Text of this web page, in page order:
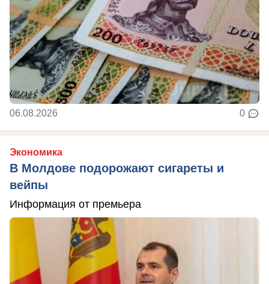
06.08.2026 0
Экономика
В Молдове подорожают сигареты и
вейпы
Информация от премьера